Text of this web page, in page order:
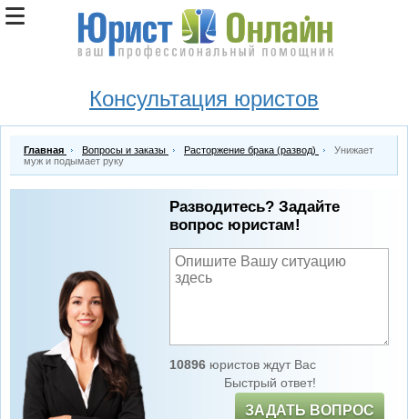
Консультация юристов
Главная Вопросы и заказы Расторжение брака (развод)
Унижает
муж и подымает руку
Разводитесь? Задайте
вопрос юристам!
10896юристов ждут Вас
Быстрый ответ!
ЗАДАТЬ ВОПРОС